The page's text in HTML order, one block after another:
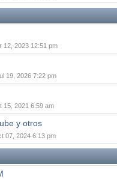
12, 2023 12:51 pm
19, 2026 7:22 pm
15, 2021 6:59 am
y otros
07, 2024 6:13 pm